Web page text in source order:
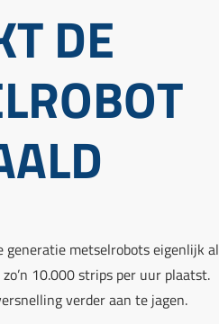
DE
metselrobots eigenlijk al
10.000 strips per uur plaatst.
verder aan te jagen.